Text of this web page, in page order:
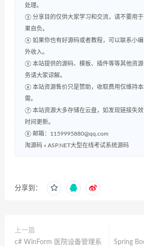
处理。
③ 分享目的仅供大家学习和交流，请不要用
果自负。
④ 如果你也有好源码或者教程，可以联系小
外收入。
⑤ 本站提供的源码、模板、插件等等其他资
务请大家谅解。
⑥ 本站资源售价只是赞助，收取费用仅维持
需。
⑦ 本站资源大多存储在云盘，如发现链接失
时间更新。
⑧ 邮箱：1159995880@qq.com
淘源码 » ASP.NET大型在线考试系统源码
分享到：
上一篇
c# WinForm 医院设备管理系
Spring